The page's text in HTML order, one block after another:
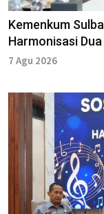
Kemenkum
Harmonisasi
7 Agu 2026